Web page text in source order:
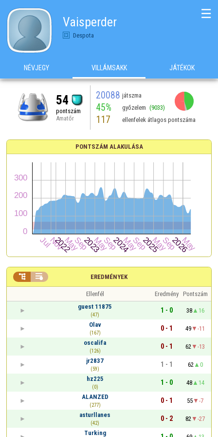
Vaisperder
Despota
☰
NÉVJEGY VILLÁMSAKK JÁTÉKOK
54
pontszám
Amatőr
20088 játszma
45% győzelem (9033)
117 ellenfelek átlagos pontszáma
PONTSZÁM ALAKULÁSA
EREDMÉNYEK
 
Ellenfél Eredmény Pontszám
guest 11875
(47)
1 - 0 38
16
Olav
(167)
0 - 1 49
-11
oscalifa
(126)
0 - 1 62
-13
jr2837
(59)
1 - 1 62
0
hz225
(0)
1 - 0 48
14
ALANZED
(277)
0 - 1 55
-7
asturllanes
(42)
0 - 2 82
-27
Turking